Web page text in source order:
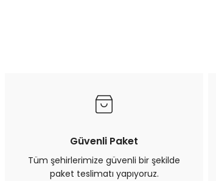
Güvenli Paket
Tüm şehirlerimize güvenli bir şekilde
paket teslimatı yapıyoruz.